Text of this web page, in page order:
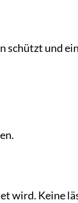
schützt und
wird. Keine